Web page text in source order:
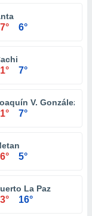
6°
7°
V. González
7°
5°
La Paz
16°